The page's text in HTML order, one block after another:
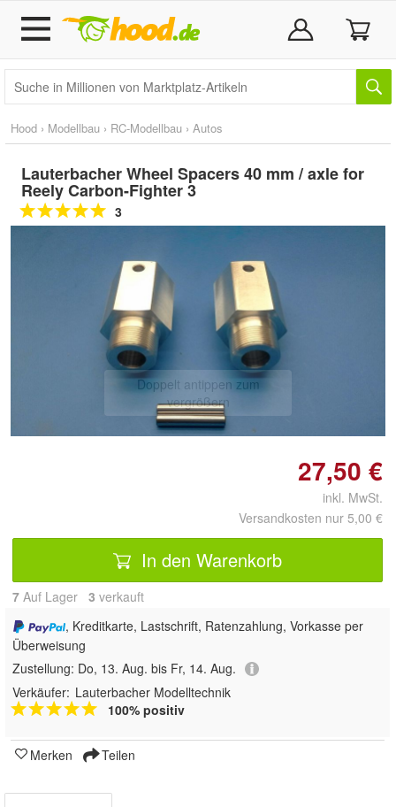
Hood › Modellbau › RC-Modellbau › Autos
Lauterbacher Wheel Spacers 40 mm / axle for
Reely Carbon-Fighter 3
3
Doppelt antippen zum
vergrößern
27,50 €
inkl. MwSt.
Versandkosten nur 5,00 €
In den Warenkorb
7 Auf Lager 3 verkauft
, Kreditkarte, Lastschrift, Ratenzahlung, Vorkasse per
Überweisung
Zustellung: Do, 13. Aug. bis Fr, 14. Aug.
Verkäufer: Lauterbacher Modelltechnik
100% positiv
Merken Teilen